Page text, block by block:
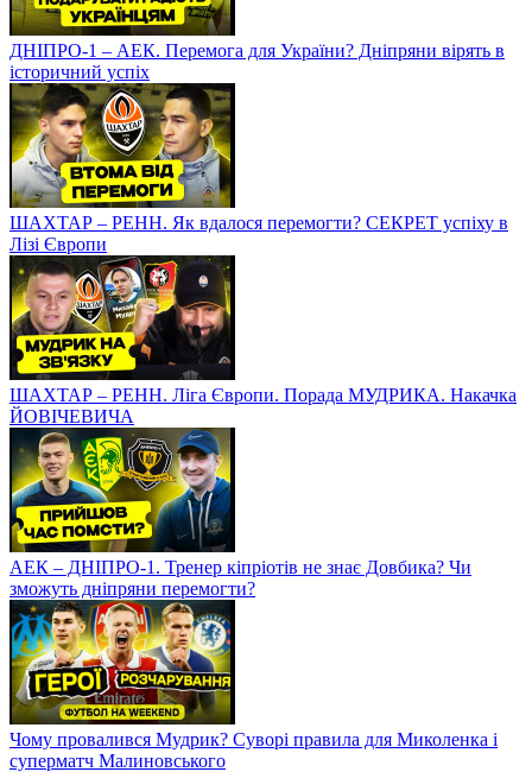
ДНІПРО-1 – АЕК. Перемога для України? Дніпряни вірять в
історичний успіх
ШАХТАР – РЕНН. Як вдалося перемогти? СЕКРЕТ успіху в
Лізі Європи
ШАХТАР – РЕНН. Ліга Європи. Порада МУДРИКА. Накачка
ЙОВІЧЕВИЧА
АЕК – ДНІПРО-1. Тренер кіпріотів не знає Довбика? Чи
зможуть дніпряни перемогти?
Чому провалився Мудрик? Суворі правила для Миколенка і
суперматч Малиновського